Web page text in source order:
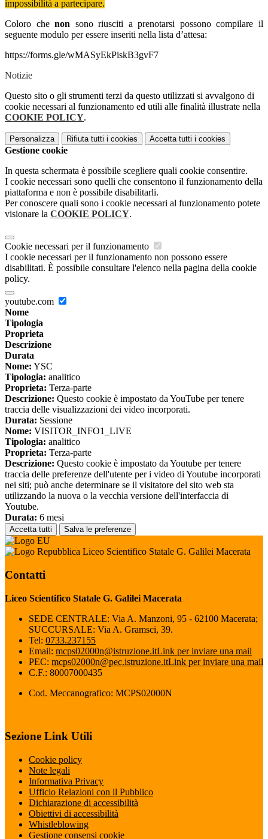
impossibilità a partecipare.
Coloro chenon sono riusciti a prenotarsi possono compilare il
seguente modulo per essere inseriti nella lista d’attesa:
https://forms.gle/wMASyEkPiskB3gvF7
Notizie
Questo sito o gli strumenti terzi da questo utilizzati si avvalgono di
cookie necessari al funzionamento ed utili alle finalità illustrate nella
COOKIE POLICY.
Personalizza Rifiuta tutti i cookies Accetta tutti i cookies
Gestione cookie
In questa schermata è possibile scegliere quali cookie consentire.
I cookie necessari sono quelli che consentono il funzionamento della
piattaforma e non è possibile disabilitarli.
Per conoscere quali sono i cookie necessari al funzionamento potete
visionare la COOKIE POLICY.
Cookie necessari per il funzionamento
I cookie necessari per il funzionamento non possono essere
disabilitati. È possibile consultare l'elenco nella pagina della cookie
policy.
youtube.com
Nome
Tipologia
Proprieta
Descrizione
Durata
Nome: YSC
Tipologia: analitico
Proprieta: Terza-parte
Descrizione: Questo cookie è impostato da YouTube per tenere
traccia delle visualizzazioni dei video incorporati.
Durata: Sessione
Nome: VISITOR_INFO1_LIVE
Tipologia: analitico
Proprieta: Terza-parte
Descrizione: Questo cookie è impostato da Youtube per tenere
traccia delle preferenze dell'utente per i video di Youtube incorporati
nei siti; può anche determinare se il visitatore del sito web sta
utilizzando la nuova o la vecchia versione dell'interfaccia di
Youtube.
Durata: 6 mesi
Accetta tutti Salva le preferenze
Liceo Scientifico Statale G. Galilei Macerata
Contatti
Liceo Scientifico Statale G. Galilei Macerata
SEDE CENTRALE: Via A. Manzoni, 95 - 62100 Macerata;
SUCCURSALE: Via A. Gramsci, 39.
Tel: 0733.237155
Email: mcps02000n@istruzione.itLink per inviare una mail
PEC: mcps02000n@pec.istruzione.itLink per inviare una mail
C.F.: 80007000435
Cod. Meccanografico: MCPS02000N
Sezione Link Utili
Cookie policy
Note legali
Informativa Privacy
Ufficio Relazioni con il Pubblico
Dichiarazione di accessibilità
Obiettivi di accessibilità
Whistleblowing
Gestione consensi cookie